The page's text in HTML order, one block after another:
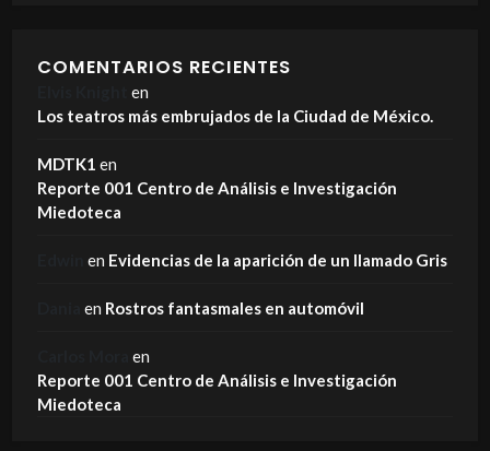
COMENTARIOS RECIENTES
en
Los teatros más embrujados de la Ciudad de México.
MDTK1 en
Reporte 001 Centro de Análisis e Investigación
Miedoteca
en Evidencias de la aparición de un llamado Gris
en Rostros fantasmales en automóvil
en
Reporte 001 Centro de Análisis e Investigación
Miedoteca